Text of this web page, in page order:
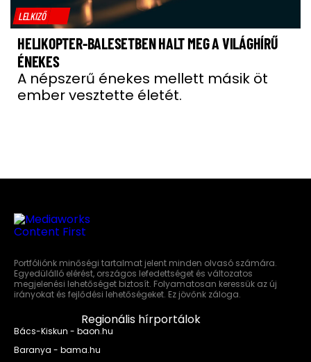
LELKIZŐ
HELIKOPTER-BALESETBEN HALT MEG A VILÁGHÍRŰ
ÉNEKES
A népszerű énekes mellett másik öt
ember vesztette életét.
Portfóliónk minőségi tartalmat jelent minden olvasó számára.
Egyedülálló elérést, országos lefedettséget és változatos
megjelenési lehetőséget biztosít. Folyamatosan keressük az új
irányokat és fejlődési lehetőségeket. Ez jövőnk záloga.
Regionális hírportálok
Bács-Kiskun - baon.hu
Baranya - bama.hu